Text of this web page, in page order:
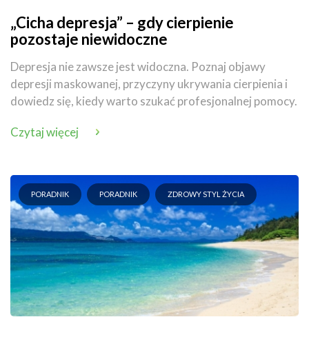
„Cicha depresja” – gdy cierpienie
pozostaje niewidoczne
Depresja nie zawsze jest widoczna. Poznaj objawy
depresji maskowanej, przyczyny ukrywania cierpienia i
dowiedz się, kiedy warto szukać profesjonalnej pomocy.
Czytaj więcej
PORADNIK PORADNIK ZDROWY STYL ŻYCIA